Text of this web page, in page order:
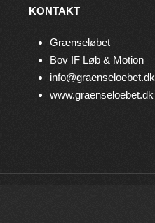
KONTAKT
Grænseløbet
Bov IF Løb & Motion
info@graenseloebet.dk
www.graenseloebet.dk